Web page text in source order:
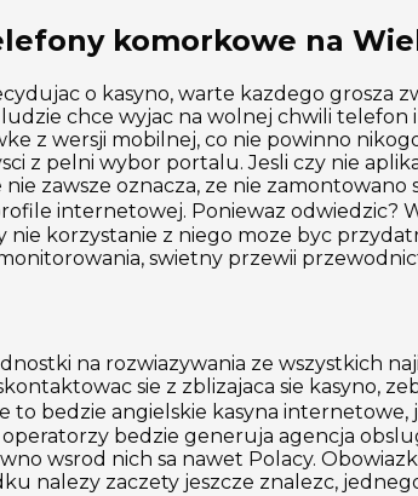
komorkowe na
o kasyno, warte kazdego grosza
chce wyjac na wolnej chwili telefon
z wersji mobilnej, co nie powinno
z pelni wybor portalu. Jesli czy nie
zawsze oznacza, ze nie
internetowej. Poniewaz odwiedzic?
korzystanie z niego moze byc
swietny przewii
na rozwiazywania ze wszystkich
sie z zblizajaca sie kasyno,
to bedzie angielskie kasyna
bedzie generuja agencja
wsrod nich sa nawet Polacy.
nalezy zaczety jeszcze znalezc,